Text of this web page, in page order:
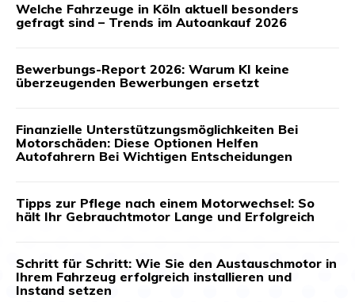
Welche Fahrzeuge in Köln aktuell besonders
gefragt sind – Trends im Autoankauf 2026
Bewerbungs-Report 2026: Warum KI keine
überzeugenden Bewerbungen ersetzt
Finanzielle Unterstützungsmöglichkeiten Bei
Motorschäden: Diese Optionen Helfen
Autofahrern Bei Wichtigen Entscheidungen
Tipps zur Pflege nach einem Motorwechsel: So
hält Ihr Gebrauchtmotor Lange und Erfolgreich
Schritt für Schritt: Wie Sie den Austauschmotor in
Ihrem Fahrzeug erfolgreich installieren und
Instand setzen